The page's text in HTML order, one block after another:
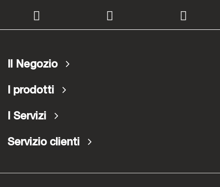
Il Negozio
I prodotti
I Servizi
Servizio clienti